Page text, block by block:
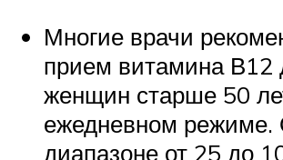
Многие врачи
прием витамина В12
женщин старше 50
ежедневном
диапазоне от 25 до